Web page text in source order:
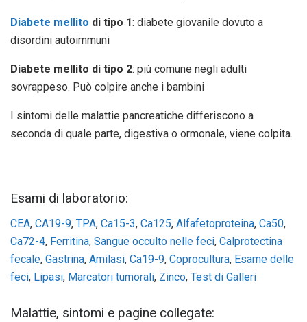
Diabete mellito di tipo 1: diabete giovanile dovuto a
disordini autoimmuni
Diabete mellito di tipo 2: più comune negli adulti
sovrappeso. Può colpire anche i bambini
I sintomi delle malattie pancreatiche differiscono a
seconda di quale parte, digestiva o ormonale, viene colpita.
Esami di laboratorio:
CEA, CA19-9, TPA, Ca15-3, Ca125, Alfafetoproteina, Ca50,
Ca72-4, Ferritina, Sangue occulto nelle feci, Calprotectina
fecale, Gastrina, Amilasi, Ca19-9, Coprocultura, Esame delle
feci, Lipasi, Marcatori tumorali, Zinco, Test di Galleri
Malattie, sintomi e pagine collegate: